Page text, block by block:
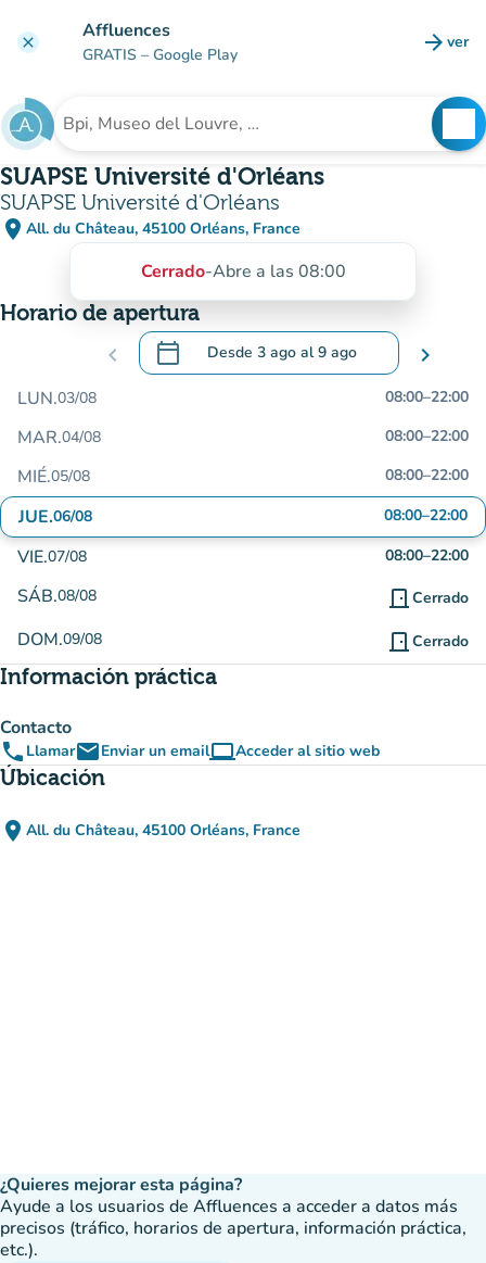
clear Affluences
GRATIS – Google Play arrow_forward ver
Buscar un establecimiento
SUAPSE Université d'Orléans
SUAPSE Université d'Orléans
place All. du Château, 45100 Orléans, France
(abrir en Google Maps)
(nueva pestaña)
Cerrado-Abre a las 08:00
Horario de apertura
chevron_left calendar_today Desde 3 ago al9 ago
.Abra el calendario para cambiar las
chevron_right
LUN.03/08 08:00–22:00
MAR.04/08 08:00–22:00
MIÉ.05/08 08:00–22:00
JUE.06/08 08:00–22:00
VIE.07/08 08:00–22:00
SÁB.08/08 door_front Cerrado
DOM.09/08 door_front Cerrado
Información práctica
Contacto
phone LlamaremailEnviar un emailcomputerAcceder al sitio web
(nueva pestaña)
Úbicación
place All. du Château, 45100 Orléans, France
(abrir en Google Maps)
(nueva pestaña)
¿Quieres mejorar esta página?
Ayude a los usuarios de Affluences a acceder a datos más
precisos (tráfico, horarios de apertura, información práctica,
etc.).